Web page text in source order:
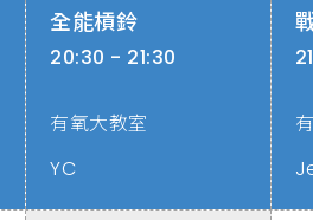
全能槓鈴
20:30 - 21:30
有氧大教室
YC